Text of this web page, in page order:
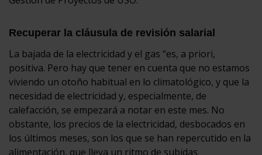
Recuperar la cláusula de revisión salarial
La bajada de la electricidad y el gas “es, a priori,
positiva. Pero hay que tener en cuenta que no estamos
viviendo un otoño habitual en lo climatológico, y que la
necesidad de electricidad y, especialmente, de
calefacción, se empezará a notar en este mes. No
obstante, los precios de la electricidad, desbocados en
los últimos meses, son los que se han repercutido en la
alimentación, que lleva un ritmo de subidas